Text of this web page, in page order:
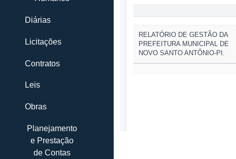
Diárias
Licitações
Contratos
Leis
Obras
Planejamento
e Prestação
de Contas